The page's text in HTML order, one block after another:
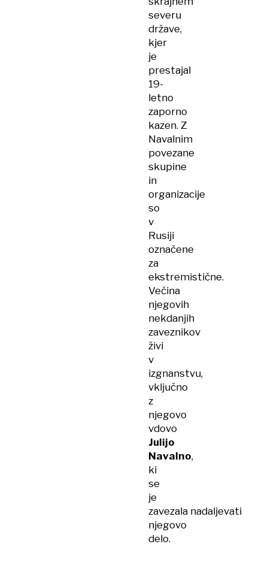
severu
države,
kjer
je
prestajal
19-
letno
zaporno
kazen. Z
Navalnim
povezane
skupine
in
organizacije
so
v
Rusiji
označene
za
ekstremistične.
Večina
njegovih
nekdanjih
zaveznikov
živi
v
izgnanstvu,
vključno
z
njegovo
vdovo
Julijo
Navalno,
ki
se
je
zavezala nadaljevati
njegovo
delo.